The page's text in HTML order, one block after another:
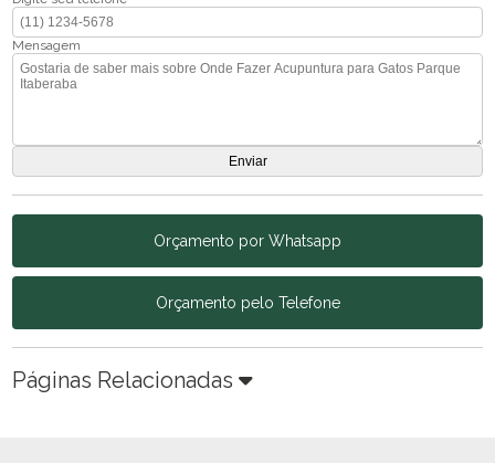
Mensagem
Orçamento por Whatsapp
Orçamento pelo Telefone
Páginas Relacionadas